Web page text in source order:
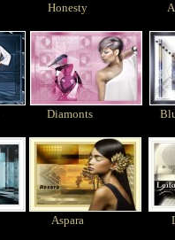
Honesty
Diamonts
Aspara